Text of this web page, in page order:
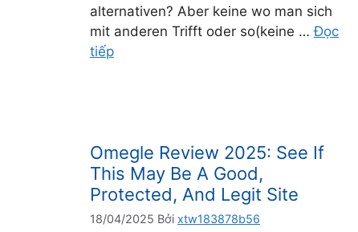
alternativen? Aber keine wo man sich
mit anderen Trifft oder so(keine …Đọc
tiếp
Omegle Review 2025: See If
This May Be A Good,
Protected, And Legit Site
18/04/2025 Bởi xtw183878b56